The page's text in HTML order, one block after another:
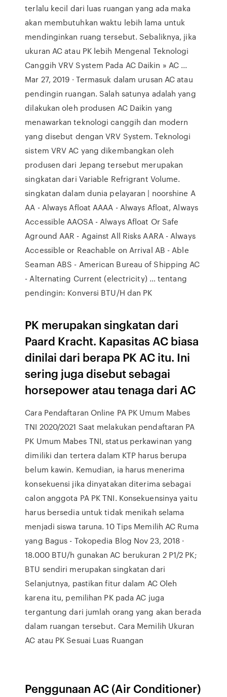
terlalu kecil dari luas ruangan yang ada maka
akan membutuhkan waktu lebih lama untuk
mendinginkan ruang tersebut. Sebaliknya, jika
ukuran AC atau PK lebih Mengenal Teknologi
Canggih VRV System Pada AC Daikin » AC ...
Mar 27, 2019 · Termasuk dalam urusan AC atau
pendingin ruangan. Salah satunya adalah yang
dilakukan oleh produsen AC Daikin yang
menawarkan teknologi canggih dan modern
yang disebut dengan VRV System. Teknologi
sistem VRV AC yang dikembangkan oleh
produsen dari Jepang tersebut merupakan
singkatan dari Variable Refrigrant Volume.
singkatan dalam dunia pelayaran | noorshine A
AA - Always Afloat AAAA - Always Afloat, Always
Accessible AAOSA - Always Afloat Or Safe
Aground AAR - Against All Risks AARA - Always
Accessible or Reachable on Arrival AB - Able
Seaman ABS - American Bureau of Shipping AC
- Alternating Current (electricity) … tentang
pendingin: Konversi BTU/H dan PK
PK merupakan singkatan dari
Paard Kracht. Kapasitas AC biasa
dinilai dari berapa PK AC itu. Ini
sering juga disebut sebagai
horsepower atau tenaga dari AC
Cara Pendaftaran Online PA PK Umum Mabes
TNI 2020/2021 Saat melakukan pendaftaran PA
PK Umum Mabes TNI, status perkawinan yang
dimiliki dan tertera dalam KTP harus berupa
belum kawin. Kemudian, ia harus menerima
konsekuensi jika dinyatakan diterima sebagai
calon anggota PA PK TNI. Konsekuensinya yaitu
harus bersedia untuk tidak menikah selama
menjadi siswa taruna. 10 Tips Memilih AC Ruma
yang Bagus - Tokopedia Blog Nov 23, 2018 ·
18.000 BTU/h gunakan AC berukuran 2 P1/2 PK;
BTU sendiri merupakan singkatan dari
Selanjutnya, pastikan fitur dalam AC Oleh
karena itu, pemilihan PK pada AC juga
tergantung dari jumlah orang yang akan berada
dalam ruangan tersebut. Cara Memilih Ukuran
AC atau PK Sesuai Luas Ruangan
Penggunaan AC (Air Conditioner)